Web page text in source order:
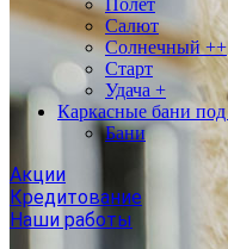
Полет
Салют
Солнечный ++
Старт
Удача +
Каркасные бани
Бани
Акции
Кредитование
Наши работы